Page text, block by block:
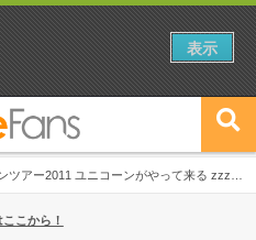
ツアー2011 ユニコーンがやって来る zzz…
上半期編発表！
こから！
表示